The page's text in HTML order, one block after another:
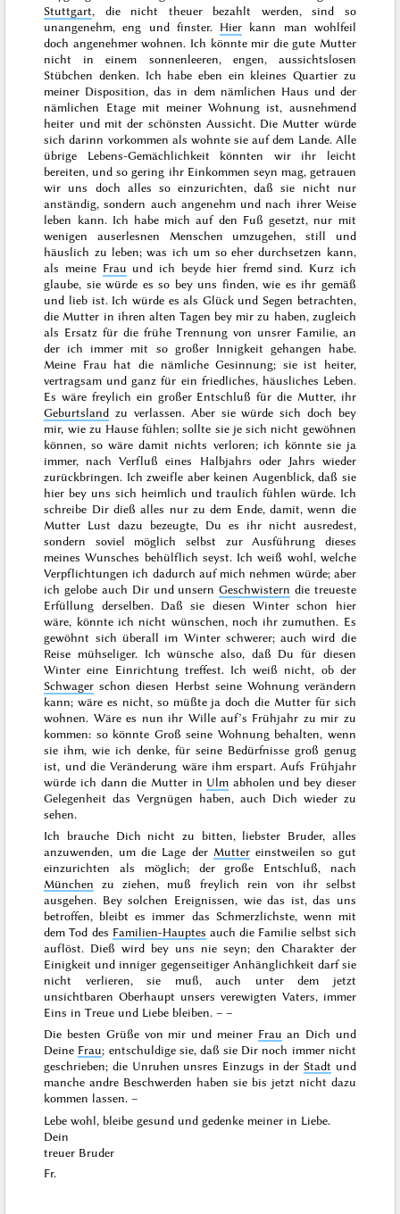
Stuttgart, die nicht theuer bezahlt werden, sind so
unangenehm, eng und finster. Hier kann man wohlfeil
doch angenehmer wohnen. Ich könnte mir die gute Mutter
nicht in einem sonnenleeren, engen, aussichtslosen
Stübchen denken. Ich habe eben ein kleines Quartier zu
meiner Disposition, das in dem nämlichen Haus und der
nämlichen Etage mit meiner Wohnung ist, ausnehmend
heiter und mit der schönsten Aussicht. Die Mutter würde
sich darinn vorkommen als wohnte sie auf dem Lande. Alle
übrige Lebens-Gemächlichkeit könnten wir ihr leicht
bereiten, und so gering ihr Einkommen seyn mag, getrauen
wir uns doch alles so einzurichten, daß sie nicht nur
anständig, sondern auch angenehm und nach ihrer Weise
leben kann. Ich habe mich auf den Fuß gesetzt, nur mit
wenigen auserlesnen Menschen umzugehen, still und
häuslich zu leben; was ich um so eher durchsetzen kann,
als meine Frau und ich beyde hier fremdsind. Kurz ich
glaube, sie würde es so bey uns finden, wie es ihr gemäß
und lieb ist. Ich würde es als Glück und Segen betrachten,
die Mutter in ihren alten Tagen bey mir zu haben, zugleich
als Ersatz für die frühe Trennung von unsrer Familie, an
der ich immer mit so großer Innigkeit gehangen habe.
Meine Frau hat die nämliche Gesinnung; sie ist heiter,
vertragsam und ganz für ein friedliches, häusliches Leben.
Es wäre freylich ein großer Entschluß für die Mutter, ihr
Geburtsland zu verlassen. Aber sie würde sich doch bey
mir, wie zu Hause fühlen; sollte sie je sich nicht gewöhnen
können, so wäre damit nichts verloren; ich könnte sie ja
immer, nach Verfluß eines Halbjahrs oder Jahrs wieder
zurückbringen. Ich zweifle aber keinen Augenblick, daß sie
hier bey uns sich heimlich und traulich fühlen würde. Ich
schreibe Dir dieß alles nur zu dem Ende, damit, wenn die
Mutter Lust dazu bezeugte, Du es ihr nicht ausredest,
sondern soviel möglich selbst zur Ausführung dieses
meines Wunsches behülflich seyst. Ich weiß wohl, welche
Verpflichtungen ich dadurch auf mich nehmen würde; aber
ich gelobe auch Dir und unsernGeschwistern die treueste
Erfüllung derselben. Daß sie diesenWinter schon hier
wäre, könnte ich nicht wünschen, noch ihr zumuthen. Es
gewöhnt sich überall im Winter schwerer; auch wird die
Reise mühseliger. Ich wünsche also, daß Du für diesen
Winter eine Einrichtung treffest. Ich weiß nicht, ob der
Schwager schon diesen Herbst seine Wohnung verändern
kann; wäre es nicht, so müßte ja doch die Mutter für sich
wohnen. Wäre es nun ihr Wille auf’s Frühjahr zu mir zu
kommen: so könnte Groß seine Wohnung behalten, wenn
sie ihm, wie ich denke, für seine Bedürfnisse groß genug
ist, und die Veränderung wäre ihm erspart. Aufs Frühjahr
würde ich dann die Mutter in Ulm abholen und bey dieser
Gelegenheit das Vergnügen haben, auch Dich wieder zu
sehen.
Ich brauche Dich nicht zu bitten, liebster Bruder, alles
anzuwenden, um die Lage der Muttereinstweilen so gut
einzurichten als möglich; der große Entschluß, nach
München zu ziehen, muß freylich rein von ihr selbst
ausgehen. Bey solchen Ereignissen, wie das ist, das uns
betroffen, bleibt es immer das Schmerzlichste, wenn mit
dem Tod des Familien-Hauptes auch die Familie selbst sich
auflöst. Dieß wird bey uns nie seyn; den Charakter der
Einigkeit und inniger gegenseitiger Anhänglichkeit darf sie
nicht verlieren, sie muß, auch unter dem jetzt
unsichtbaren Oberhaupt unsers verewigten Vaters, immer
Eins in Treue und Liebe bleiben. – –
Die besten Grüße von mir und meiner Frau an Dich und
Deine Frau; entschuldige sie, daß sie Dir noch immer nicht
geschrieben; die Unruhen unsres Einzugs in der Stadt und
manche andre Beschwerden haben sie bis jetzt nicht dazu
kommen lassen. –
Lebe wohl, bleibe gesund und gedenke meiner in Liebe.
Dein
treuer Bruder
Fr.